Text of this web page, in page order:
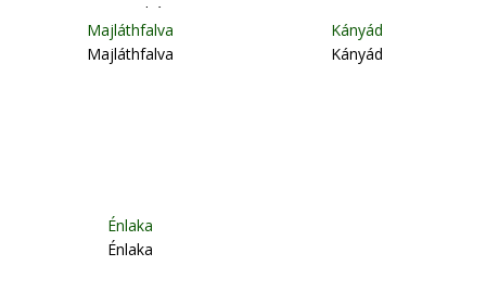
Szentegyháza
Majláthfalva
Majláthfalva
Kányád
Kányád
Énlaka
Énlaka